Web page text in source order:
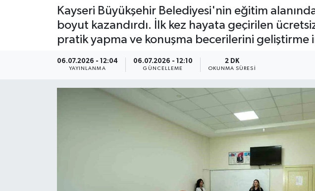
Kayseri Büyükşehir Belediyesi'nin eğitim
boyut kazandırdı. İlk kez hayata geçirilen
pratik yapma ve konuşma becerilerini geliştirme
06.07.2026 - 12:04
YAYINLANMA
06.07.2026 - 12:10
GÜNCELLEME
2 DK
OKUNMA SÜRESI
Advertising news
Canlı Maç
Haber Arşivi